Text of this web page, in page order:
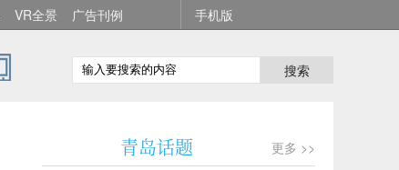
VR全景 广告刊例 手机版
搜索
青岛话题 更多 >>